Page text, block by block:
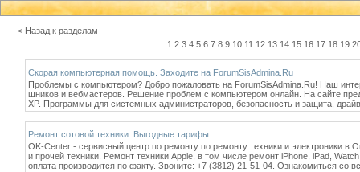
< Назад к разделам
1 2 3 4 5 6 7 8 9 10 11 12 13 14 15 16 17 18 19
Скорая компьютерная помощь. Заходите на ForumSisAdmina.Ru
Проблемы с компьютером? Добро пожаловать на ForumSisAdmina.Ru! Наш
шников и вебмастеров. Решение проблем с компьютером онлайн. На сайте
XP. Программы для системных администраторов, безопасность и защита,
Ремонт сотовой техники. Выгодные тарифы.
OK-Center - сервисный центр по ремонту по ремонту техники и электроники
и прочей техники. Ремонт техники Apple, в том числе ремонт iPhone, iPad,
оплата производится по факту. Звоните: +7 (3812) 21-51-04. Ознакомиться со